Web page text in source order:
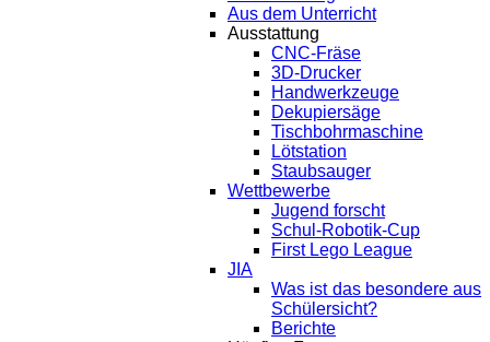
Aus dem Unterricht
Ausstattung
CNC-Fräse
3D-Drucker
Handwerkzeuge
Dekupiersäge
Tischbohrmaschine
Lötstation
Staubsauger
Wettbewerbe
Jugend forscht
Schul-Robotik-Cup
First Lego League
JIA
Was ist das besondere aus
Schülersicht?
Berichte